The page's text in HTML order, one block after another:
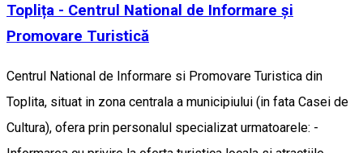
Toplița - Centrul National de Informare și
Promovare Turistică
Centrul National de Informare si Promovare Turistica din
Toplita, situat in zona centrala a municipiului (in fata Casei de
Cultura), ofera prin personalul specializat urmatoarele: -